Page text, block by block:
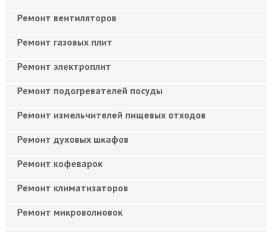
Ремонт вентиляторов
Ремонт газовых плит
Ремонт электроплит
Ремонт подогревателей посуды
Ремонт измельчителей пищевых отходов
Ремонт духовых шкафов
Ремонт кофеварок
Ремонт климатизаторов
Ремонт микроволновок